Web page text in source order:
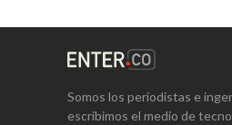
Somos los periodistas e
escribimos el medio de